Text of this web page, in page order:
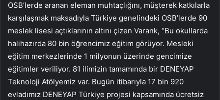
OSB’lerde aranan eleman muhtaçlığını, müşterek katkılarla
karşılaşmak maksadıyla Türkiye genelindeki OSB’lerde 90
meslek lisesi açtıklarının altını çizen Varank, “Bu okullarda
halihazırda 80 bin öğrencimiz eğitim görüyor. Mesleki
eğitim merkezlerinde 1 milyonun üzerinde gencimize
eğitimler veriliyor. 81 ilimizin tamamında bir DENEYAP
Teknoloji Atölyemiz var. Bugün itibarıyla 17 bin 920
evladımız DENEYAP Türkiye projesi kapsamında ücretsiz